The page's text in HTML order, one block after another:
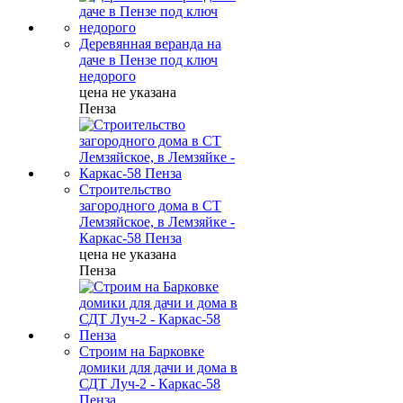
Деревянная веранда на
даче в Пензе под ключ
недорого
цена не указана
Пенза
Строительство
загородного дома в СТ
Лемзяйское, в Лемзяйке -
Каркас-58 Пенза
цена не указана
Пенза
Строим на Барковке
домики для дачи и дома в
СДТ Луч-2 - Каркас-58
Пенза